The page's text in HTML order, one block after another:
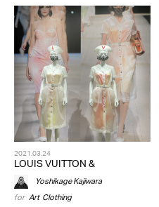
2021.03.24
LOUIS VUITTON &
Yoshikage Kajiwara
for Art,Clothing